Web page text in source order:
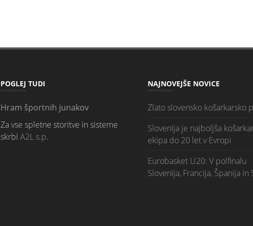
POGLEJ TUDI
Hram športnih junakov
Za vse spletne storitve in sisteme
skrbi A2L s.p.
NAJNOVEJŠE NOVICE
Zlato slovensko košarkarsko
Slovenija je najboljša
ekipa do 20 let v Evropi
Eurobasket U20: V polfinalu
Slovenija, Francija, Španija in